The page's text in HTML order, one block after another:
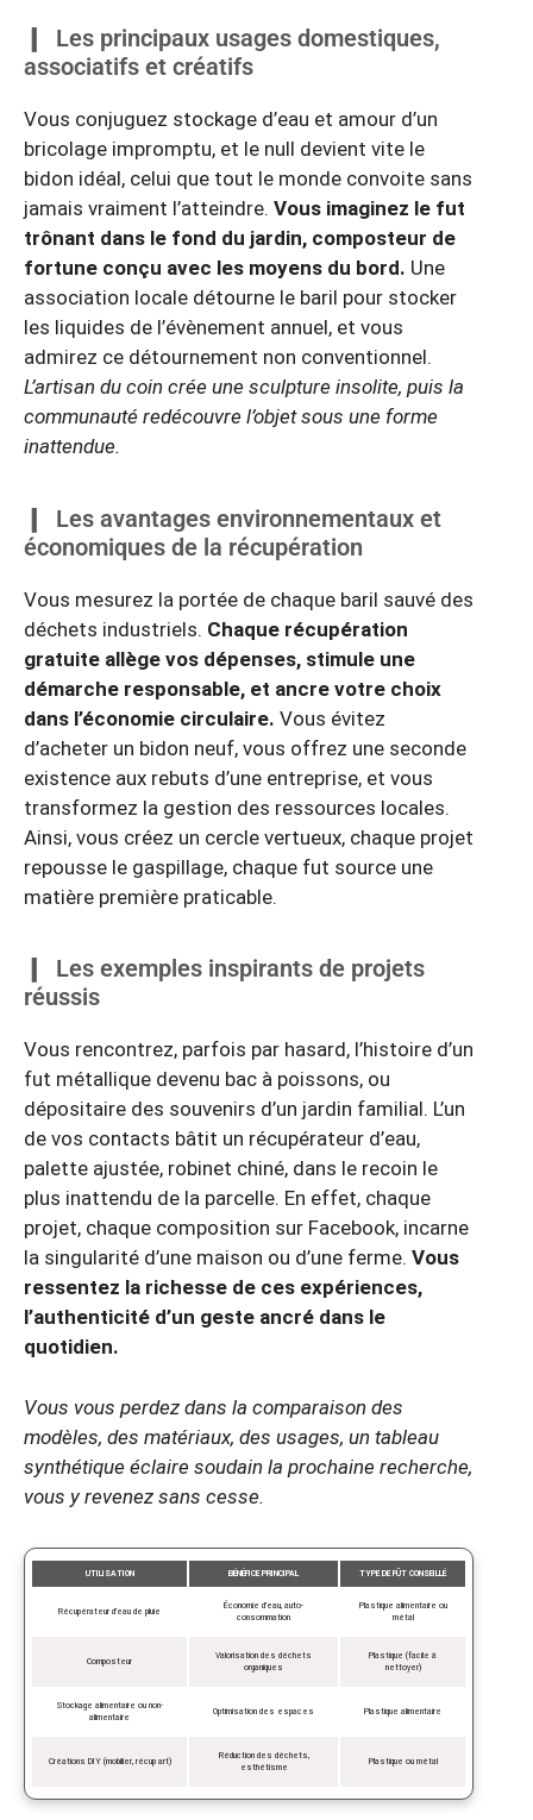
Les principaux usages domestiques,
associatifs et créatifs
Vous conjuguez stockage d’eau et amour d’un
bricolage impromptu, et le null devient vite le
bidon idéal, celui que tout le monde convoite sans
jamais vraiment l’atteindre. Vous imaginez le fut
trônant dans le fond du jardin, composteur de
fortune conçu avec les moyens du bord. Une
association locale détourne le baril pour stocker
les liquides de l’évènement annuel, et vous
admirez ce détournement non conventionnel.
L’artisan du coin crée une sculpture insolite, puis la
communauté redécouvre l’objet sous une forme
inattendue.
Les avantages environnementaux et
économiques de la récupération
Vous mesurez la portée de chaque baril sauvé des
déchets industriels. Chaque récupération
gratuite allège vos dépenses, stimule une
démarche responsable, et ancre votre choix
dans l’économie circulaire. Vous évitez
d’acheter un bidon neuf, vous offrez une seconde
existence aux rebuts d’une entreprise, et vous
transformez la gestion des ressources locales.
Ainsi, vous créez un cercle vertueux, chaque projet
repousse le gaspillage, chaque fut source une
matière première praticable.
Les exemples inspirants de projets
réussis
Vous rencontrez, parfois par hasard, l’histoire d’un
fut métallique devenu bac à poissons, ou
dépositaire des souvenirs d’un jardin familial. L’un
de vos contacts bâtit un récupérateur d’eau,
palette ajustée, robinet chiné, dans le recoin le
plus inattendu de la parcelle. En effet, chaque
projet, chaque composition sur Facebook, incarne
la singularité d’une maison ou d’une ferme. Vous
ressentez la richesse de ces expériences,
l’authenticité d’un geste ancré dans le
quotidien.
Vous vous perdez dans la comparaison des
modèles, des matériaux, des usages, un tableau
synthétique éclaire soudain la prochaine recherche,
vous y revenez sans cesse.
UTILISATION BÉNÉFICE PRINCIPAL TYPE DE FÛT CONSEILLÉ
Récupérateur d’eau de pluie
Économie d’eau, auto-
consommation
Plastique alimentaire ou
métal
Composteur
Valorisation des déchets
organiques
Plastique (facile à
nettoyer)
Stockage alimentaire ou non-
alimentaire
Optimisation des espaces Plastique alimentaire
Créations DIY (mobilier, récup art)
Réduction des déchets,
esthétisme
Plastique ou métal